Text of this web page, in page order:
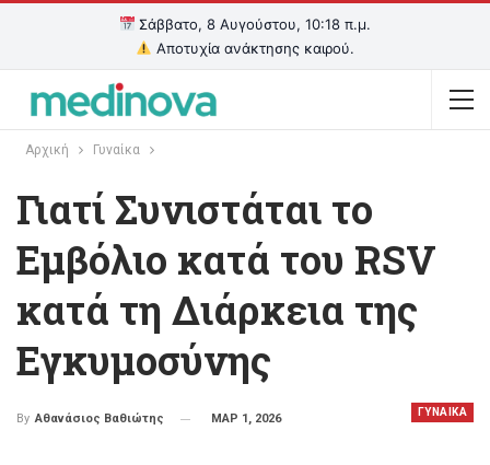
Σάββατο, 8 Αυγούστου, 10:18 π.μ.
Αποτυχία ανάκτησης καιρού.
Αρχική Γυναίκα
Γιατί Συνιστάται το
Εμβόλιο κατά του RSV
κατά τη Διάρκεια της
Εγκυμοσύνης
ΓΥΝΑΙΚΑ
By Αθανάσιος Βαθιώτης ΜΑΡ 1, 2026